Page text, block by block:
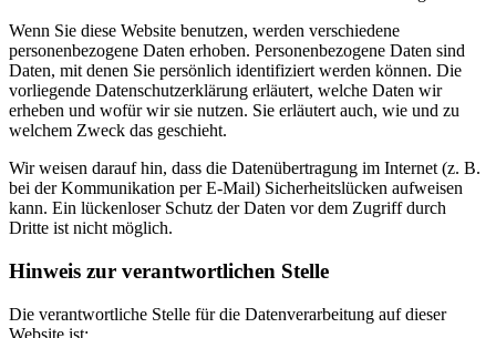
Wenn Sie diese Website benutzen, werden verschiedene
personenbezogene Daten erhoben. Personenbezogene Daten sind
Daten, mit denen Sie persönlich identifiziert werden können. Die
vorliegende Datenschutzerklärung erläutert, welche Daten wir
erheben und wofür wir sie nutzen. Sie erläutert auch, wie und zu
welchem Zweck das geschieht.
Wir weisen darauf hin, dass die Datenübertragung im Internet (z. B.
bei der Kommunikation per E-Mail) Sicherheitslücken aufweisen
kann. Ein lückenloser Schutz der Daten vor dem Zugriff durch
Dritte ist nicht möglich.
Hinweis zur verantwortlichen Stelle
Die verantwortliche Stelle für die Datenverarbeitung auf dieser
Website ist: